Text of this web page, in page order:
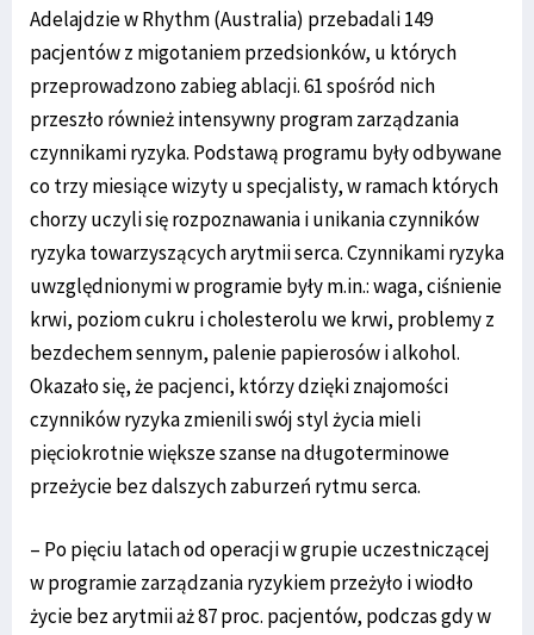
Adelajdzie w Rhythm (Australia) przebadali 149
pacjentów z migotaniem przedsionków, u których
przeprowadzono zabieg ablacji. 61 spośród nich
przeszło również intensywny program zarządzania
czynnikami ryzyka. Podstawą programu były odbywane
co trzy miesiące wizyty u specjalisty, w ramach których
chorzy uczyli się rozpoznawania i unikania czynników
ryzyka towarzyszących arytmii serca. Czynnikami ryzyka
uwzględnionymi w programie były m.in.: waga, ciśnienie
krwi, poziom cukru i cholesterolu we krwi, problemy z
bezdechem sennym, palenie papierosów i alkohol.
Okazało się, że pacjenci, którzy dzięki znajomości
czynników ryzyka zmienili swój styl życia mieli
pięciokrotnie większe szanse na długoterminowe
przeżycie bez dalszych zaburzeń rytmu serca.
– Po pięciu latach od operacji w grupie uczestniczącej
w programie zarządzania ryzykiem przeżyło i wiodło
życie bez arytmii aż 87 proc. pacjentów, podczas gdy w